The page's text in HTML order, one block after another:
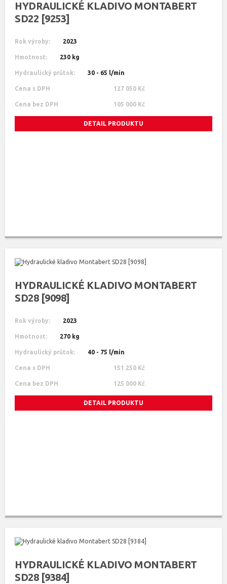
HYDRAULICKÉ KLADIVO MONTABERT
SD22 [9253]
Rok výroby: 2023
Hmotnost: 230 kg
Hydraulický průtok: 30 - 65 l/min
Cena s DPH 127 050 Kč
Cena bez DPH 105 000 Kč
DETAIL PRODUKTU
HYDRAULICKÉ KLADIVO MONTABERT
SD28 [9098]
Rok výroby: 2023
Hmotnost: 270 kg
Hydraulický průtok: 40 - 75 l/min
Cena s DPH 151 250 Kč
Cena bez DPH 125 000 Kč
DETAIL PRODUKTU
HYDRAULICKÉ KLADIVO MONTABERT
SD28 [9384]